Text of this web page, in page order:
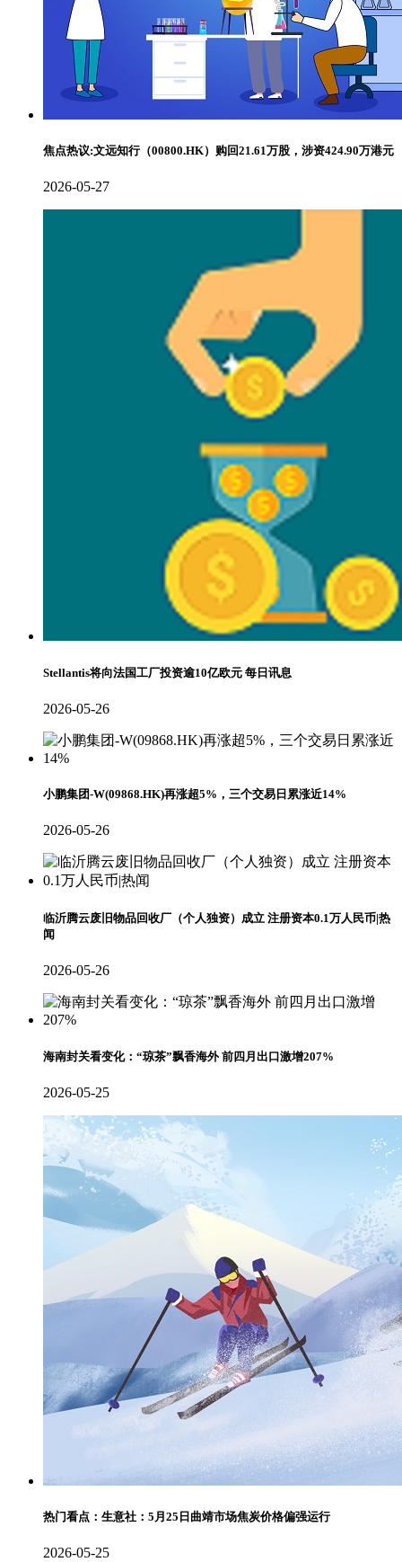
焦点热议:文远知行（00800.HK）购回21.61万股，涉资424.90万港元
2026-05-27
Stellantis将向法国工厂投资逾10亿欧元 每日讯息
2026-05-26
小鹏集团-W(09868.HK)再涨超5%，三个交易日累涨近14%
2026-05-26
临沂腾云废旧物品回收厂（个人独资）成立 注册资本0.1万人民币|热
闻
2026-05-26
海南封关看变化：“琼茶”飘香海外 前四月出口激增207%
2026-05-25
热门看点：生意社：5月25日曲靖市场焦炭价格偏强运行
2026-05-25